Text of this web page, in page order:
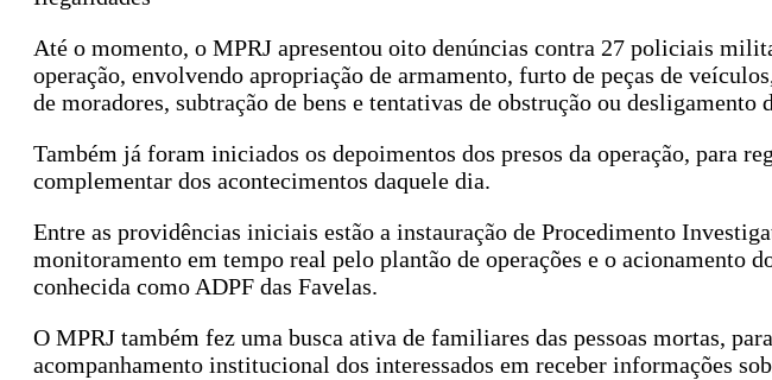
Até o momento, o MPRJ apresentou oito denúncias contra 27 policiais
operação, envolvendo apropriação de armamento, furto de peças de
de moradores, subtração de bens e tentativas de obstrução ou desligamento
Também já foram iniciados os depoimentos dos presos da operação, para
complementar dos acontecimentos daquele dia.
Entre as providências iniciais estão a instauração de Procedimento
monitoramento em tempo real pelo plantão de operações e o acionamento
conhecida como ADPF das Favelas.
O MPRJ também fez uma busca ativa de familiares das pessoas mortas,
acompanhamento institucional dos interessados em receber informações